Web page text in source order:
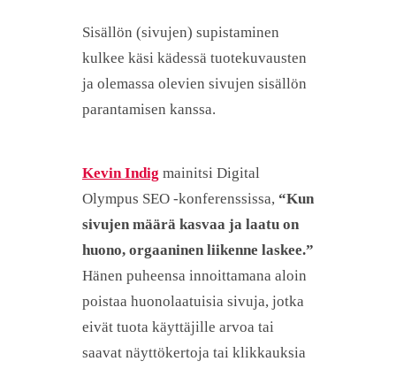
Sisällön (sivujen) supistaminen
kulkee käsi kädessä tuotekuvausten
ja olemassa olevien sivujen sisällön
parantamisen kanssa.
Kevin Indig mainitsi Digital
Olympus SEO -konferenssissa, “Kun
sivujen määrä kasvaa ja laatu on
huono, orgaaninen liikenne laskee.”
Hänen puheensa innoittamana aloin
poistaa huonolaatuisia sivuja, jotka
eivät tuota käyttäjille arvoa tai
saavat näyttökertoja tai klikkauksia